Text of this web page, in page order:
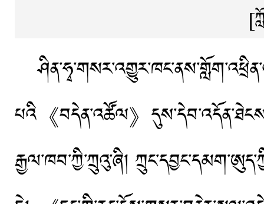
པའི《བདེན་འཚོལ》
རྒྱལ་ཁབ་ཀྱི་ཀྲུའུ་ཞི།